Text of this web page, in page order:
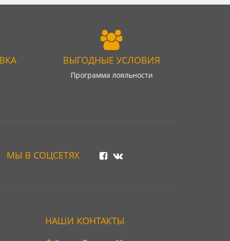
ВЫГОДНЫЕ УСЛОВИЯ
Программа лояльности
МЫ В СОЦСЕТЯХ
НАШИ КОНТАКТЫ